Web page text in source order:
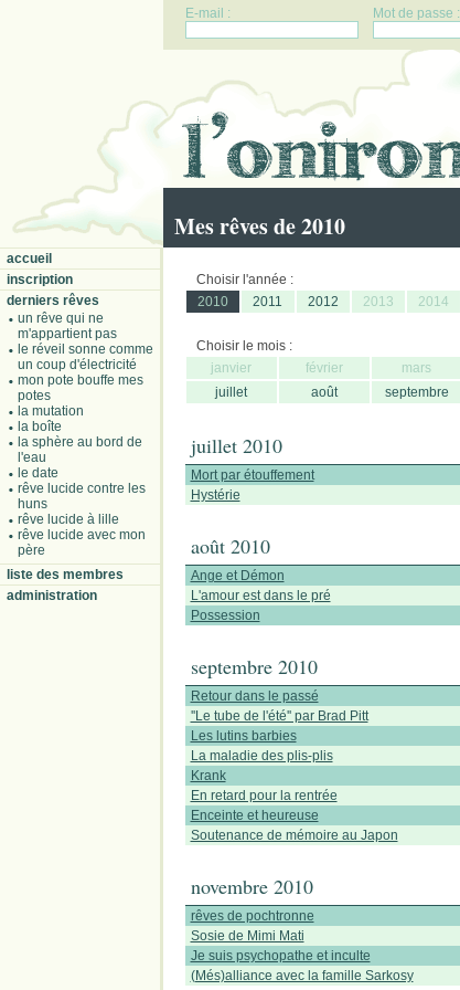
E-mail : Mot de passe :
Mes rêves de 2010
accueil
inscription
derniers rêves
un rêve qui ne
m'appartient pas
le réveil sonne comme
un coup d'électricité
mon pote bouffe mes
potes
la mutation
la boîte
la sphère au bord de
l'eau
le date
rêve lucide contre les
huns
rêve lucide à lille
rêve lucide avec mon
père
liste des membres
administration
Choisir l'année :
2010
2011 2012 2013 2014
Choisir le mois :
janvier
février mars
juillet
août septembre
juillet 2010
Mort par étouffement
Hystérie
août 2010
Ange et Démon
L'amour est dans le pré
Possession
septembre 2010
Retour dans le passé
''Le tube de l'été'' par Brad Pitt
Les lutins barbies
La maladie des plis-plis
Krank
En retard pour la rentrée
Enceinte et heureuse
Soutenance de mémoire au Japon
novembre 2010
rêves de pochtronne
Sosie de Mimi Mati
Je suis psychopathe et inculte
(Més)alliance avec la famille Sarkosy